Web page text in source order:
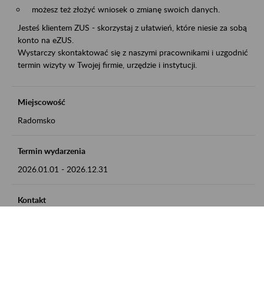
możesz też złożyć wniosek o zmianę swoich danych.
Jesteś klientem ZUS - skorzystaj z ułatwień, które niesie za sobą
konto na eZUS.
Wystarczy skontaktować się z naszymi pracownikami i uzgodnić
termin wizyty w Twojej firmie, urzędzie i instytucji.
Miejscowość
Radomsko
Termin wydarzenia
2026.01.01 - 2026.12.31
Kontakt